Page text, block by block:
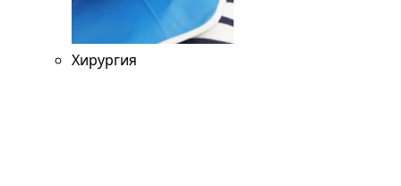
Хирургия